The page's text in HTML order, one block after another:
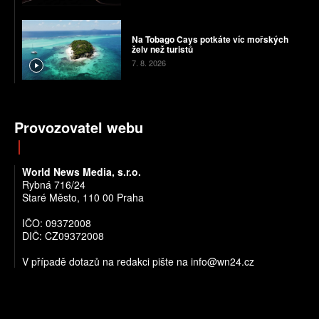
Na Tobago Cays potkáte víc mořských
želv než turistů
7. 8. 2026
Provozovatel webu
World News Media, s.r.o.
Rybná 716/24
Staré Město, 110 00 Praha
IČO: 09372008
DIČ: CZ09372008
V případě dotazů na redakci pište na info@wn24.cz